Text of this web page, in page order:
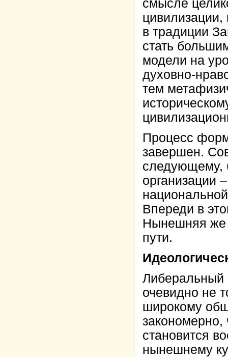
смысле
в традиции
стать
модели на
духовно-
тем
Процесс
завершен.
следующему,
организации
Впереди в
Нынешняя же
пути.
Либеральный
очевидно не
широкому
становится
нынешнему